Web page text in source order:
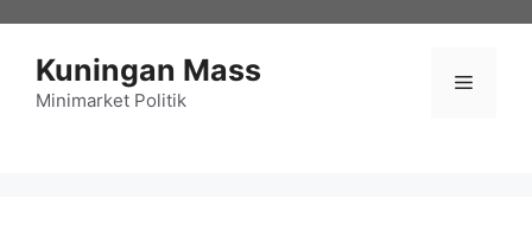
Kuningan Mass
Minimarket Politik
Menu